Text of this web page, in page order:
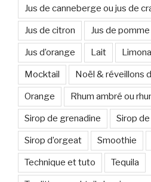
Jus de canneberge ou jus de
Jus de citron Jus de pomme
Jus d’orange Lait
Mocktail Noël & réveillons
Orange Rhum ambré ou
Sirop de grenadine Sirop
Sirop d’orgeat Smoothie
Technique et tuto Tequila